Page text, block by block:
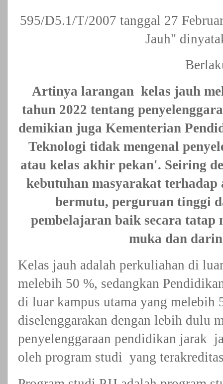
595/D5.1/T/2007 tanggal 27
Jauh"
Artinya larangan kelas jauh
tahun 2022 tentang
demikian juga Kementerian
Teknologi tidak mengenal
atau kelas akhir pekan'. Seiring
kebutuhan masyarakat
bermutu, perguruan tinggi
pembelajaran baik secara
muka dan
Kelas jauh adalah perkuliahan di
melebih 50 %, sedangkan
di luar kampus utama yang melebih
diselenggarakan dengan lebih dulu
penyelenggaraan pendidikan jarak
oleh program studi yang